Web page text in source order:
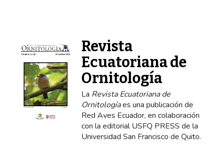
Revista
Ecuatoriana de
Ornitología
La Revista Ecuatoriana de
Ornitologíaes una publicación de
Red Aves Ecuador, en colaboración
con la editorial USFQ PRESS de la
Universidad San Francisco de Quito.